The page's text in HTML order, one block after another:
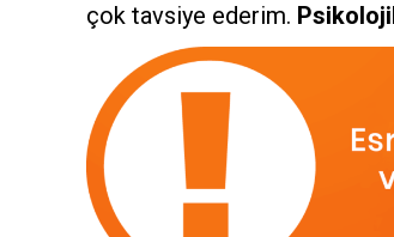
çok tavsiye ederim.